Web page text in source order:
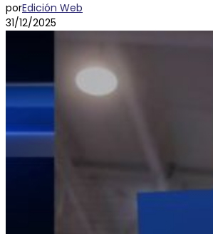
porEdición Web
31/12/2025